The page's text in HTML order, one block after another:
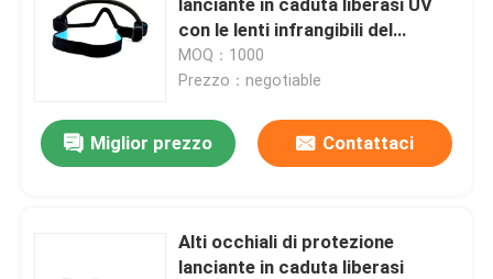
con le lenti infrangibili del
policarbonato
MOQ：1000
Prezzo：negotiable
Miglior prezzo Contattaci
Alti occhiali di protezione
lanciante in caduta liberasi